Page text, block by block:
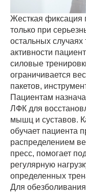
Жесткая фиксация
только при
остальных
активности
силовые
ограничивается
пакетов,
Пациентам
ЛФК для
мышц и суставов.
обучает пациента
распределением
пресс, помогает
регулярную
определенных
Для